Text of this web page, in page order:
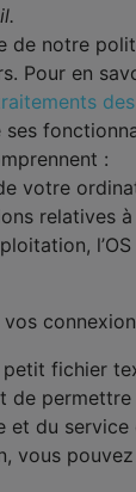
de notre
Pour en
ses
:
votre
relatives
vos
fichier
permettre
et du
vous